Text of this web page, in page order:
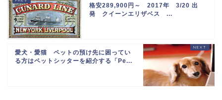
格安289,900円～ 2017年 3/20 出
発 クイーンエリザベス ...
愛犬・愛猫 ペットの預け先に困ってい
る方はペットシッターを紹介する「Pe...